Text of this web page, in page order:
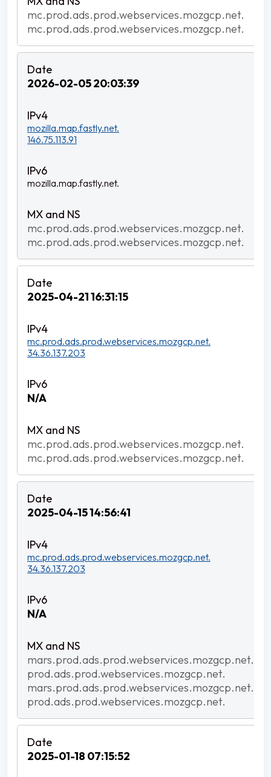
mc.prod.ads.prod.webservices.mozgcp.net.
mc.prod.ads.prod.webservices.mozgcp.net.
2026-02-05 20:03:39
mozilla.map.fastly.net.
146.75.113.91
mozilla.map.fastly.net.
mc.prod.ads.prod.webservices.mozgcp.net.
mc.prod.ads.prod.webservices.mozgcp.net.
2025-04-21 16:31:15
mc.prod.ads.prod.webservices.mozgcp.net.
34.36.137.203
N/A
mc.prod.ads.prod.webservices.mozgcp.net.
mc.prod.ads.prod.webservices.mozgcp.net.
2025-04-15 14:56:41
mc.prod.ads.prod.webservices.mozgcp.net.
34.36.137.203
N/A
mars.prod.ads.prod.webservices.mozgcp.net.
prod.ads.prod.webservices.mozgcp.net.
mars.prod.ads.prod.webservices.mozgcp.net.
prod.ads.prod.webservices.mozgcp.net.
2025-01-18 07:15:52